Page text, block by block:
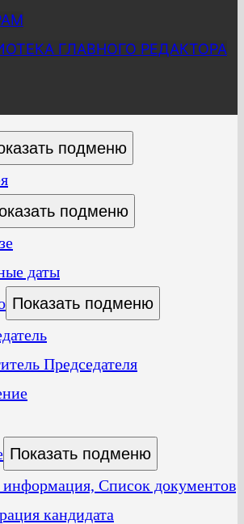
ГЛАВНОГО РЕДАКТОРА
подменю
подменю
даты
Показать подменю
Председателя
Показать подменю
Список документов
кандидата